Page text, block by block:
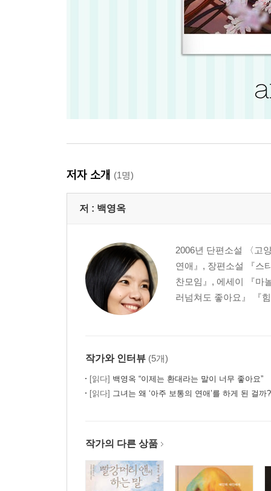
저자 소개 (1명)
저 : 백영옥
2006년 단편소설 〈고
연애』, 장편소설 『스
찬모임』, 에세이 『마
러넘쳐도 좋아요』 『
작가와 인터뷰 (5개)
[읽다] 백영옥 “이제는 환대라는 말이 너무 좋아요”
[읽다] 그녀는 왜 ‘아주 보통의 연애’를 하게 된 걸까? - 『아
작가의 다른 상품